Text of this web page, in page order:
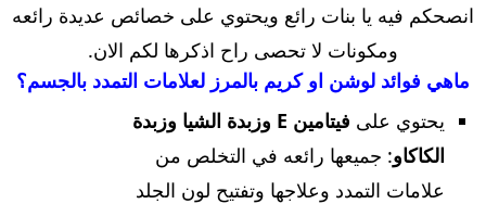
انصحكم فيه يا بنات رائع ويحتوي على خصائص عديدة رائعه
ومكونات لا تحصى راح اذكرها لكم الان.
ماهي فوائد لوشن او كريم بالمرز لعلامات التمدد بالجسم؟
يحتوي على
فيتامين E وزبدة الشيا وزبدة
الكاكاو: جميعها رائعه في التخلص من
علامات التمدد وعلاجها وتفتيح لون الجلد